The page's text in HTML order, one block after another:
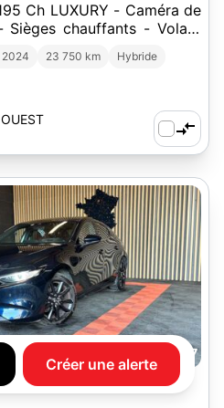
Ch LUXURY - Caméra de
chauffants - Volant
2024 23 750 km
Hybride
27
Créer une alerte